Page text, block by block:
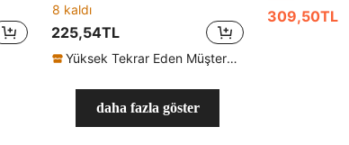
8 kaldı
225,54TL
Yüksek Tekrar Eden Müşteriler
309,50TL
daha fazla göster